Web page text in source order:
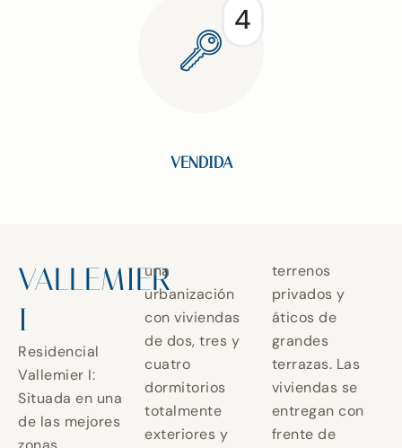
4
VENDIDA
VALLEMIER
I
Residencial
Vallemier I:
Situada en una
de las mejores
una
urbanización
con viviendas
de dos, tres y
cuatro
dormitorios
totalmente
exteriores y
terrenos
privados y
áticos de
grandes
terrazas. Las
viviendas se
entregan con
frente de